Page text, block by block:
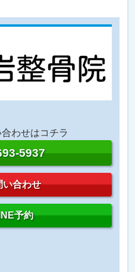
わせはコチラ
5937
い合わせ
予約